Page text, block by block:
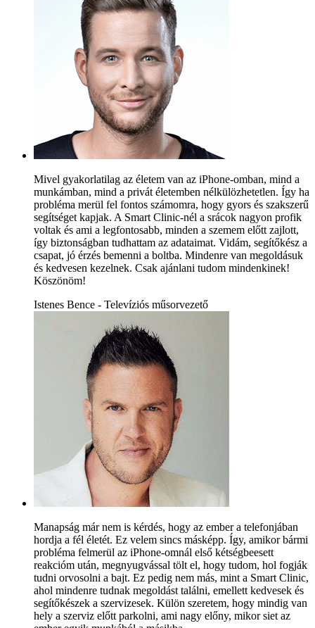
Mivel gyakorlatilag az életem van az iPhone-omban, mind a
munkámban, mind a privát életemben nélkülözhetetlen. Így ha
probléma merül fel fontos számomra, hogy gyors és szakszerű
segítséget kapjak. A Smart Clinic-nél a srácok nagyon profik
voltak és ami a legfontosabb, minden a szemem előtt zajlott,
így biztonságban tudhattam az adataimat. Vidám, segítőkész a
csapat, jó érzés bemenni a boltba. Mindenre van megoldásuk
és kedvesen kezelnek. Csak ajánlani tudom mindenkinek!
Köszönöm!
Istenes Bence - Televíziós műsorvezető
Manapság már nem is kérdés, hogy az ember a telefonjában
hordja a fél életét. Ez velem sincs másképp. Így, amikor bármi
probléma felmerül az iPhone-omnál első kétségbeesett
reakcióm után, megnyugvással tölt el, hogy tudom, hol fogják
tudni orvosolni a bajt. Ez pedig nem más, mint a Smart Clinic,
ahol mindenre tudnak megoldást találni, emellett kedvesek és
segítőkészek a szervizesek. Külön szeretem, hogy mindig van
hely a szerviz előtt parkolni, ami nagy előny, mikor siet az